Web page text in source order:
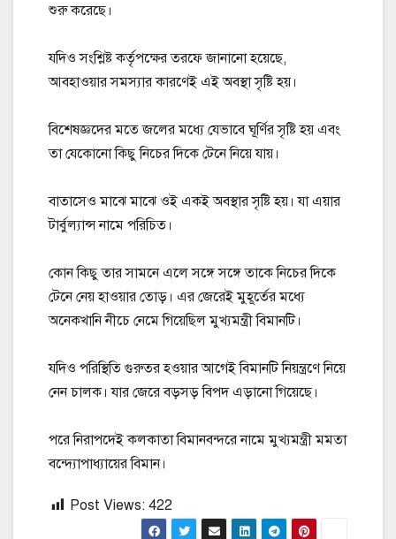
শুরু করেছে।
যদিও সংশ্লিষ্ট কর্তৃপক্ষের তরফে জানানো হয়েছে,
আবহাওয়ার সমস্যার কারণেই এই অবস্থা সৃষ্টি হয়।
বিশেষজ্ঞদের মতে জলের মধ্যে যেভাবে ঘূর্ণির সৃষ্টি হয় এবং
তা যেকোনো কিছু নিচের দিকে টেনে নিয়ে যায়।
বাতাসেও মাঝে মাঝে ওই একই অবস্থার সৃষ্টি হয়। যা এয়ার
টার্বুল্যান্স নামে পরিচিত।
কোন কিছু তার সামনে এলে সঙ্গে সঙ্গে তাকে নিচের দিকে
টেনে নেয় হাওয়ার তোড়। এর জেরেই মুহূর্তের মধ্যে
অনেকখানি নীচে নেমে গিয়েছিল মুখ্যমন্ত্রী বিমানটি।
যদিও পরিস্থিতি গুরুতর হওয়ার আগেই বিমানটি নিয়ন্ত্রণে নিয়ে
নেন চালক। যার জেরে বড়সড় বিপদ এড়ানো গিয়েছে।
পরে নিরাপদেই কলকাতা বিমানবন্দরে নামে মুখ্যমন্ত্রী মমতা
বন্দ্যোপাধ্যায়ের বিমান।
Post Views: 422